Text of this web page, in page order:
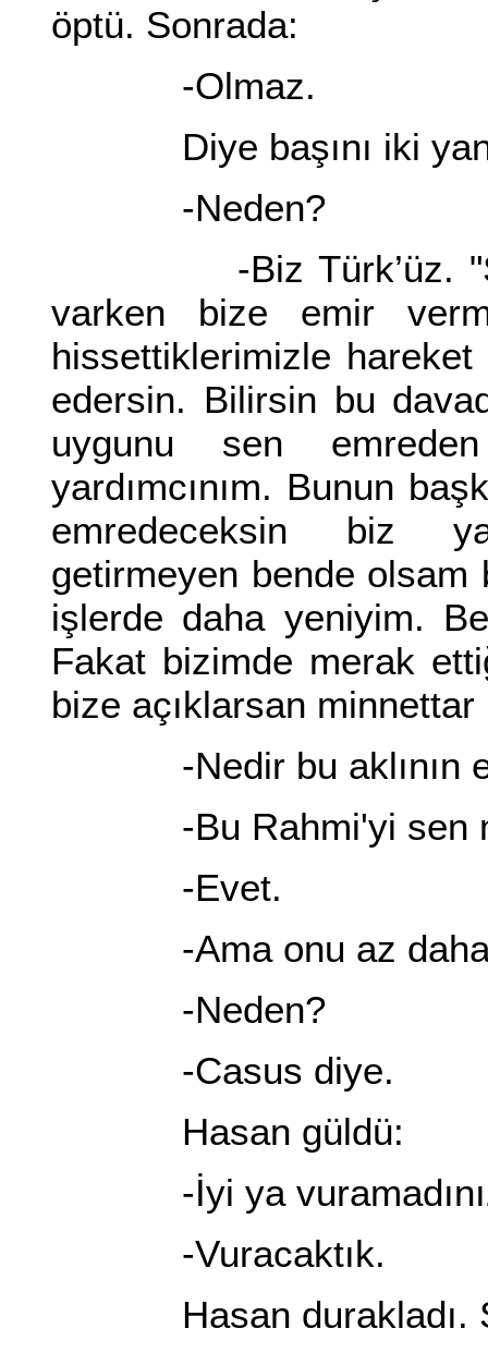
öptü. Sonrada:
-Olmaz.
Diye başını iki yana
-Neden?
-Biz Türk’üz. "Söz
varken bize emir
hissettiklerimizle
edersin. Bilirsin bu
uygunu sen
yardımcınım. Bunun
emredeceksin biz
getirmeyen bende olsam
işlerde daha yeniyim.
Fakat bizimde merak
bize açıklarsan minnettar
-Nedir bu aklının
-Bu Rahmi'yi sen
-Evet.
-Ama onu az daha
-Neden?
-Casus diye.
Hasan güldü:
-İyi ya
-Vuracaktık.
Hasan durakladı.